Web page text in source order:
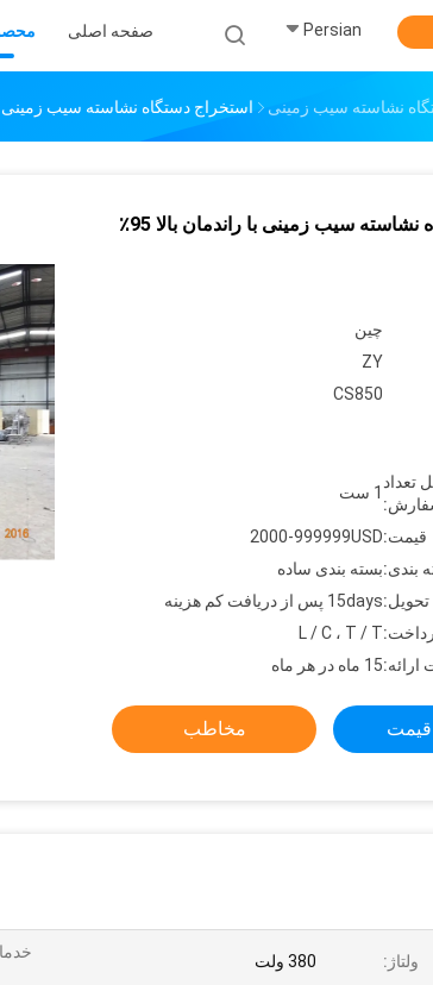
صفحه اصلی Persian
نشاسته سیب زمینی استخراج دستگاه نشاسته سیب زمینی با
استخراج دستگاه نشاسته سیب زمینی با راندمان بالا 95٪
چین
ZY
CS850
تعداد
1 ست
قیمت:2000-999999USD
بندی:بسته بندی ساده
تحویل:15days پس از دریافت کم هزینه
L / C ، T / T
ارائه:15 ماه در هر ماه
قیمت مخاطب
ولتاژ: 380 ولت